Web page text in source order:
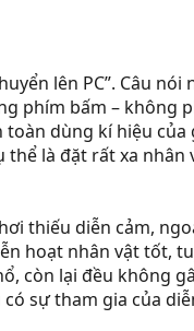
lên PC”. Câu
phím bấm – không
dùng kí hiệu của
là đặt rất xa nhân
thiếu diễn cảm,
hoạt nhân vật tốt,
còn lại đều không
sự tham gia của